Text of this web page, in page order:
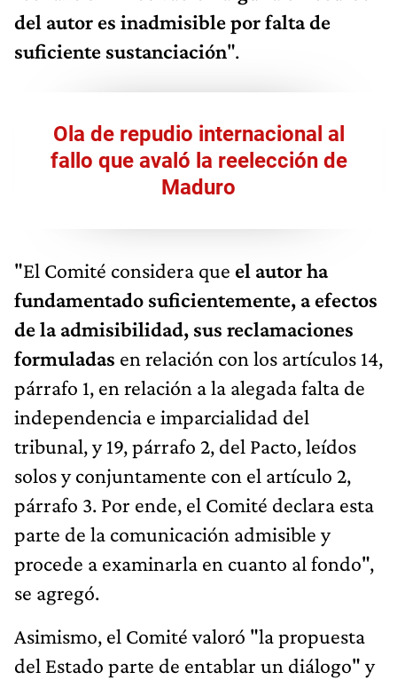
del autor es inadmisible por falta de
suficiente sustanciación".
Ola de repudio internacional al
fallo que avaló la reelección de
Maduro
"El Comité considera que el autor ha
fundamentado suficientemente, a efectos
de la admisibilidad, sus reclamaciones
formuladas en relación con los artículos 14,
párrafo 1, en relación a la alegada falta de
independencia e imparcialidad del
tribunal, y 19, párrafo 2, del Pacto, leídos
solos y conjuntamente con el artículo 2,
párrafo 3. Por ende, el Comité declara esta
parte de la comunicación admisible y
procede a examinarla en cuanto al fondo",
se agregó.
Asimismo, el Comité valoró "la propuesta
del Estado parte de entablar un diálogo" y